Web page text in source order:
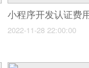
2022-11-28 22:00:00